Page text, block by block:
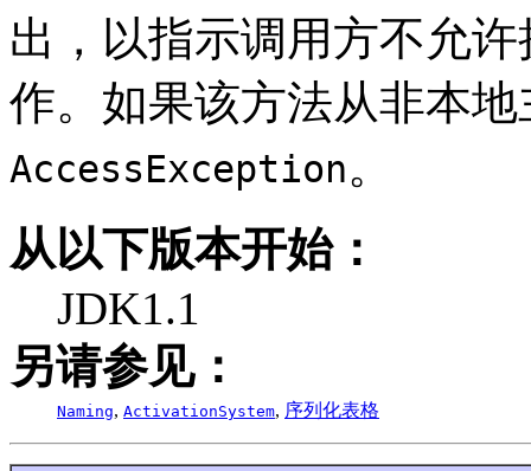
出，以指示调用方不允
作。如果该方法从非本
AccessException。
从以下版本开始：
JDK1.1
另请参见：
Naming, ActivationSystem, 序列化表格